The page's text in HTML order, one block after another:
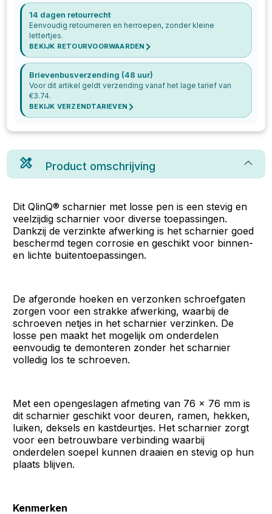
14 dagen retourrecht
Eenvoudig retourneren en herroepen, zonder kleine
lettertjes.
BEKIJK RETOURVOORWAARDEN
Brievenbusverzending (48 uur)
Voor dit artikel geldt verzending vanaf het lage tarief van
€3.74.
BEKIJK VERZENDTARIEVEN
Product omschrijving
Dit QlinQ® scharnier met losse pen is een stevig en
veelzijdig scharnier voor diverse toepassingen.
Dankzij de verzinkte afwerking is het scharnier goed
beschermd tegen corrosie en geschikt voor binnen-
en lichte buitentoepassingen.
De afgeronde hoeken en verzonken schroefgaten
zorgen voor een strakke afwerking, waarbij de
schroeven netjes in het scharnier verzinken. De
losse pen maakt het mogelijk om onderdelen
eenvoudig te demonteren zonder het scharnier
volledig los te schroeven.
Met een opengeslagen afmeting van 76 x 76 mm is
dit scharnier geschikt voor deuren, ramen, hekken,
luiken, deksels en kastdeurtjes. Het scharnier zorgt
voor een betrouwbare verbinding waarbij
onderdelen soepel kunnen draaien en stevig op hun
plaats blijven.
Kenmerken